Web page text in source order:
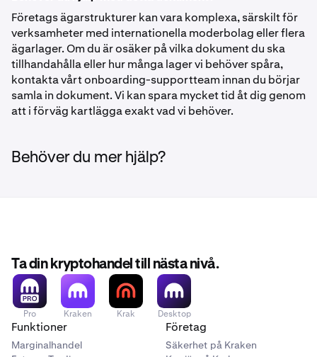
Företags ägarstrukturer kan vara komplexa, särskilt för
verksamheter med internationella moderbolag eller flera
ägarlager. Om du är osäker på vilka dokument du ska
tillhandahålla eller hur många lager vi behöver spåra,
kontakta vårt onboarding-supportteam innan du börjar
samla in dokument. Vi kan spara mycket tid åt dig genom
att i förväg kartlägga exakt vad vi behöver.
Behöver du mer hjälp?
Ta din kryptohandel till nästa nivå.
Pro Kraken Krak Desktop
Funktioner
Marginalhandel
Företag
Säkerhet på Kraken